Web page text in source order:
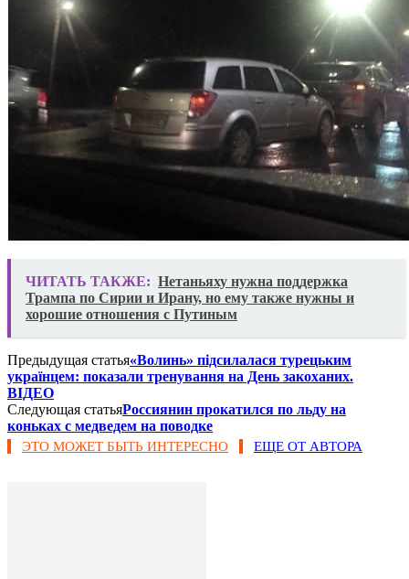
ЧИТАТЬ ТАКЖЕ: Нетаньяху нужна поддержка
Трампа по Сирии и Ирану, но ему также нужны и
хорошие отношения с Путиным
Предыдущая статья«Волинь» підсилалася турецьким
українцем: показали тренування на День закоханих.
ВІДЕО
Следующая статьяРоссиянин прокатился по льду на
коньках с медведем на поводке
ЭТО МОЖЕТ БЫТЬ ИНТЕРЕСНО ЕЩЕ ОТ АВТОРА